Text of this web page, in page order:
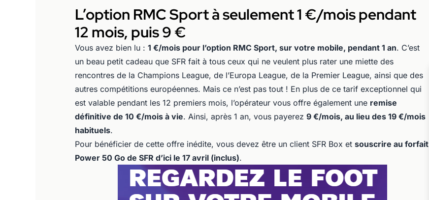
L’option RMC Sport à seulement 1 €/mois pendant
12 mois, puis 9 €
Vous avez bien lu : 1 €/mois pour l’option RMC Sport, sur votre mobile, pendant 1 an. C’est
un beau petit cadeau que SFR fait à tous ceux qui ne veulent plus rater une miette des
rencontres de la Champions League, de l’Europa League, de la Premier League, ainsi que des
autres compétitions européennes. Mais ce n’est pas tout ! En plus de ce tarif exceptionnel qui
est valable pendant les 12 premiers mois, l’opérateur vous offre également une remise
définitive de 10 €/mois à vie. Ainsi, après 1 an, vous payerez 9 €/mois, au lieu des 19 €/mois
habituels.
Pour bénéficier de cette offre inédite, vous devez être un client SFR Box et souscrire au forfait
Power 50 Go de SFR d’ici le 17 avril (inclus).